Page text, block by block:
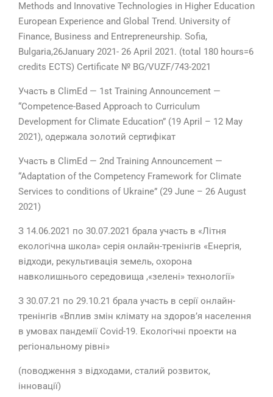
Methods and Innovative Technologies in Higher Education
European Experience and Global Trend. University of
Finance, Business and Entrepreneurship. Sofia,
Bulgaria,26January 2021- 26 April 2021. (total 180 hours=6
credits ECTS) Certificate № BG/VUZF/743-2021
Участь в ClimEd — 1st Training Announcement —
“Competence-Based Approach to Curriculum
Development for Climate Education” (19 April – 12 May
2021), одержала золотий сертифікат
Участь в ClimEd — 2nd Training Announcement —
“Adaptation of the Competency Framework for Climate
Services to conditions of Ukraine” (29 June – 26 August
2021)
З 14.06.2021 по 30.07.2021 брала участь в «Літня
екологічна школа» серія онлайн-тренінгів «Енергія,
відходи, рекультивація земель, охорона
навколишнього середовища ,«зелені» технології»
З 30.07.21 по 29.10.21 брала участь в серії онлайн-
тренінгів «Вплив змін клімату на здоров’я населення
в умовах пандемії Covid-19. Екологічні проекти на
регіональному рівні»
(поводження з відходами, сталий розвиток,
інновації)